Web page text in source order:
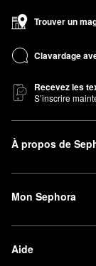
Trouver un
Clavardage
Recevez les
S’inscrire
À propos de
Mon Sephora
Aide